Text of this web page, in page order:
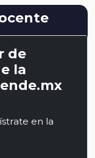
de
la
en la